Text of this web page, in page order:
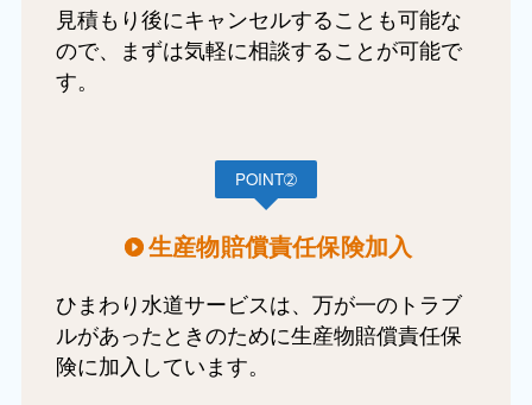
見積もり後にキャンセルすることも可能な
ので、まずは気軽に相談することが可能で
す。
POINT➁
生産物賠償責任保険加入
ひまわり水道サービスは、万が一のトラブ
ルがあったときのために生産物賠償責任保
険に加入しています。